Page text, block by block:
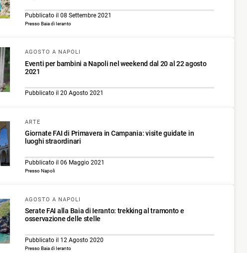
Pubblicato il 08 Settembre 2021
Presso Baia di Ieranto
AGOSTO A NAPOLI
Eventi per bambini a Napoli nel weekend dal 20 al 22 agosto
2021
Pubblicato il 20 Agosto 2021
ARTE
Giornate FAI di Primavera in Campania: visite guidate in
luoghi straordinari
Pubblicato il 06 Maggio 2021
Presso Napoli
AGOSTO A NAPOLI
Serate FAI alla Baia di Ieranto: trekking al tramonto e
osservazione delle stelle
Pubblicato il 12 Agosto 2020
Presso Baia di Ieranto